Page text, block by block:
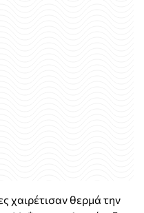
χαιρέτισαν θερμά την